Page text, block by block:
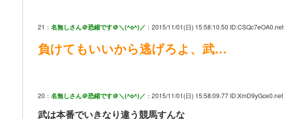
21： 名無しさん＠恐縮です＠＼(^o^)／ ：2015/11/01(日) 15:58:10.50 ID:CSQc7eOA0.net
負けてもいいから逃げろよ、武…
20： 名無しさん＠恐縮です＠＼(^o^)／ ：2015/11/01(日) 15:58:09.77 ID:XmD9yGce0.net
武は本番でいきなり違う競馬すんな